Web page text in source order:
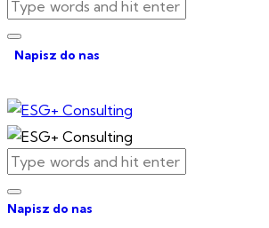
Napisz do nas
Napisz do nas